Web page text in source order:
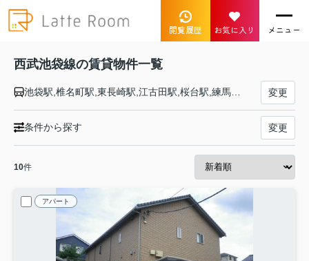
閲覧履歴 お気に入り メニュー
西武池袋線の賃貸物件一覧
池袋駅,椎名町駅,東長崎駅,江古田駅,桜台駅,練馬駅,豊島園駅,中村橋駅,富士見台駅,練馬高野台駅,石神井公園駅,大泉学園駅,保谷駅,ひばりヶ丘駅,東久留米駅,清瀬駅,秋津駅,所沢駅,西所沢駅,小手指駅,狭山ヶ丘駅,武蔵藤沢駅,稲荷山公園駅,入間市駅,仏子駅,元加治駅,飯能駅 変更
条件から探す 変更
10件
アパート